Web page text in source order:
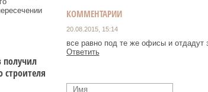
получил
строителя
КОММЕНТАРИИ
20.08.2015, 15:14
все равно под те же офисы и отдадут
Ответить